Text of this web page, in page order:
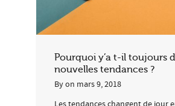
Pourquoi y’a t-il toujours
nouvelles tendances ?
Byon mars 9, 2018